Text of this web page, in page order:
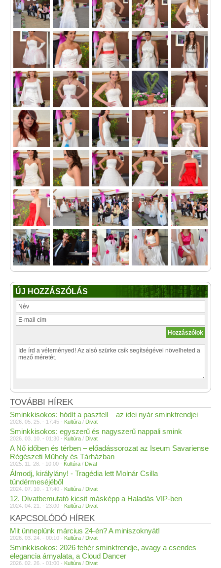
ÚJ HOZZÁSZÓLÁS
TOVÁBBI HÍREK
Sminkkisokos: hódít a pasztell – az idei nyár sminktrendjei
2026. 05. 25. - 17:45 - Kultúra / Divat
Sminkkisokos: egyszerű és nagyszerű nappali smink
2026. 03. 10. - 01:30 - Kultúra / Divat
A Nő időben és térben – előadássorozat az Iseum Savariense
Régészeti Műhely és Tárházban
2025. 11. 28. - 10:00 - Kultúra / Divat
Álmodj, királylány! - Tragédia lett Molnár Csilla
tündérmeséjéből
2024. 07. 10. - 17:40 - Kultúra / Divat
12. Divatbemutató kicsit másképp a Haladás VIP-ben
2024. 04. 21. - 23:00 - Kultúra / Divat
KAPCSOLÓDÓ HÍREK
Mit ünneplünk március 24-én? A miniszoknyát!
2026. 03. 24. - 00:10 - Kultúra / Divat
Sminkkisokos: 2026 fehér sminktrendje, avagy a csendes
elegancia árnyalata, a Cloud Dancer
2026. 02. 26. - 01:00 - Kultúra / Divat